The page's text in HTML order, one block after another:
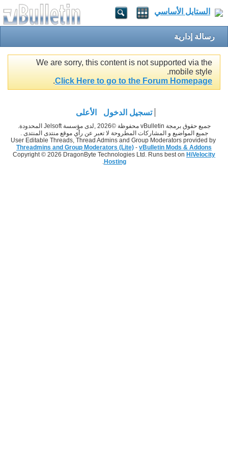
الستايل الأساسي
رسالة إدارية
We are sorry, this content is not supported via the
mobile style.
Click Here to go to the Forum Homepage
.
تسجيل الدخول الأعلى
جميع حقوق برمجة vBulletin محفوظة ©2026 ,لدى مؤسسة Jelsoft المحدودة.
جميع المواضيع و المشاركات المطروحة لا تعبر عن رأي موقع منتدى المنتدى .
User Editable Threads, Thread Admins and Group Moderators provided by
Threadmins and Group Moderators (Lite) - vBulletin Mods & Addons
Copyright © 2026 DragonByte Technologies Ltd. Runs best on HiVelocity
Hosting